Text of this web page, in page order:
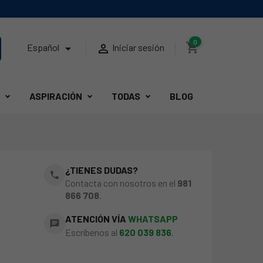
Español   Iniciar sesión shopping_cart
0
ASPIRACIÓN TODAS BLOG
phone
¿TIENES DUDAS?
Contacta con nosotros en el 981
866 708.
chat ATENCIÓN VÍAWHATSAPP
Escríbenos al 620 039 836